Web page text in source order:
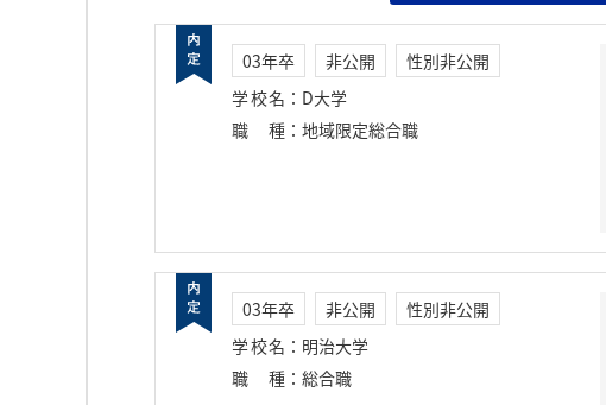
03年卒 非公開
性別非公開
学校名 ： D大学
職種 ： 地域限定総合職
03年卒 非公開
性別非公開
学校名 ： 明治大学
職種 ： 総合職